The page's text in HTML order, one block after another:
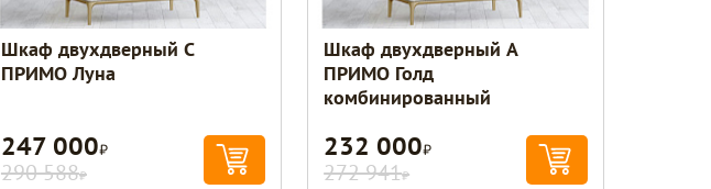
Шкаф двухдверный С
ПРИМО Луна
247 000Р
290 588Р
Шкаф двухдверный A
ПРИМО Голд
комбинированный
232 000Р
272 941Р